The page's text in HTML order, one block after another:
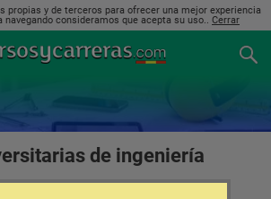
propias y de terceros para ofrecer una mejor experiencia
navegando consideramos que acepta su uso.. Cerrar
de ingeniería